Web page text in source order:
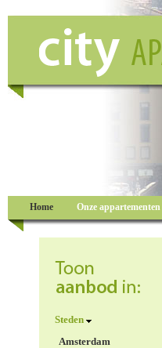
Steden
Amsterdam
Home Onze appartementen